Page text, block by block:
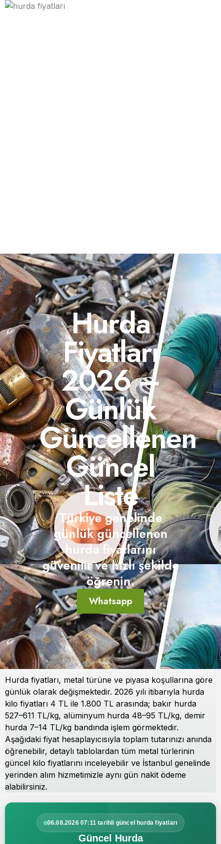
Hurda
Fiyatları
2026 –
Günlük
Güncellenen
Güncel
Liste
Türkiye genelinde
günlük güncellenen
hurda fiyatlarını
güvenilir ve hızlı şekilde
öğrenin.
Whatsapp
Hurda fiyatları, metal türüne ve piyasa koşullarına göre
günlük olarak değişmektedir. 2026 yılı itibarıyla hurda
kilo fiyatları 4 TL ile 1.800 TL arasında; bakır hurda
527–611 TL/kg, alüminyum hurda 48–95 TL/kg, demir
hurda 7–14 TL/kg bandında işlem görmektedir.
Aşağıdaki fiyat hesaplayıcısıyla toplam tutarınızı anında
öğrenebilir, detaylı tablolardan tüm metal türlerinin
güncel kilo fiyatlarını inceleyebilir ve İstanbul genelinde
yerinden alım hizmetimizle aynı gün nakit ödeme
alabilirsiniz.
06.08.2026 07:11 tarihli güncel hurda fiyatları
Güncel Hurda